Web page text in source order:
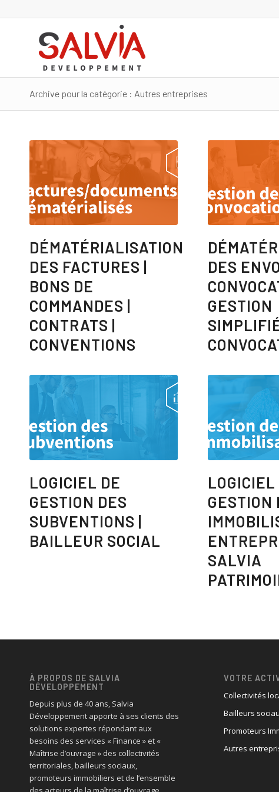
Archive pour la catégorie : Autres entreprises
DÉMATÉRIALISATION
DES FACTURES |
BONS DE
COMMANDES |
CONTRATS |
CONVENTIONS
DES
GESTION
LOGICIEL DE
GESTION DES
SUBVENTIONS |
BAILLEUR SOCIAL
LOGICIEL
GESTION
SALVIA
À PROPOS DE SALVIA
DÉVELOPPEMENT
Depuis plus de 40 ans, Salvia
Développement apporte à ses clients des
solutions expertes répondant aux
besoins des services « Finance » et «
Maîtrise d’ouvrage » des collectivités
territoriales, bailleurs sociaux,
promoteurs immobiliers et de l’ensemble
VOTRE
Collectivités
Bailleurs
Promoteurs
Autres